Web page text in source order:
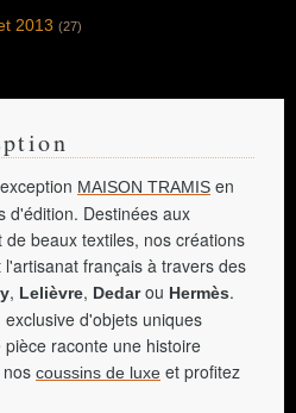
2013 (27)
MAISON TRAMIS en
d'édition. Destinées aux
beaux textiles, nos créations
français à travers des
, Lelièvre, Dedarou Hermès.
d'objets uniques
raconte une histoire
coussins de luxe et profitez